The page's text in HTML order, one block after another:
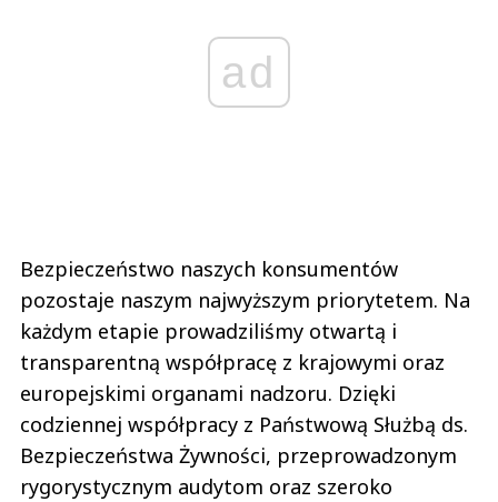
ad
Bezpieczeństwo naszych konsumentów
pozostaje naszym najwyższym priorytetem. Na
każdym etapie prowadziliśmy otwartą i
transparentną współpracę z krajowymi oraz
europejskimi organami nadzoru. Dzięki
codziennej współpracy z Państwową Służbą ds.
Bezpieczeństwa Żywności, przeprowadzonym
rygorystycznym audytom oraz szeroko